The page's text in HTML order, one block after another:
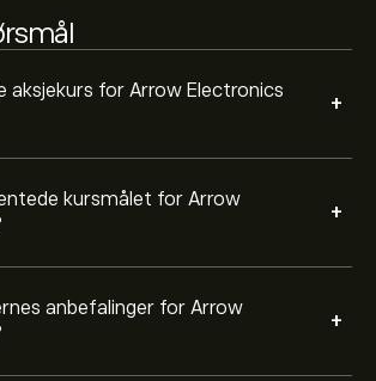
aksjekurs for Arrow Electronics
+
kursmålet for Arrow
+
anbefalinger for Arrow
+
fra 4 analytikere for ARW de
er den generelle konsensusen Holde.